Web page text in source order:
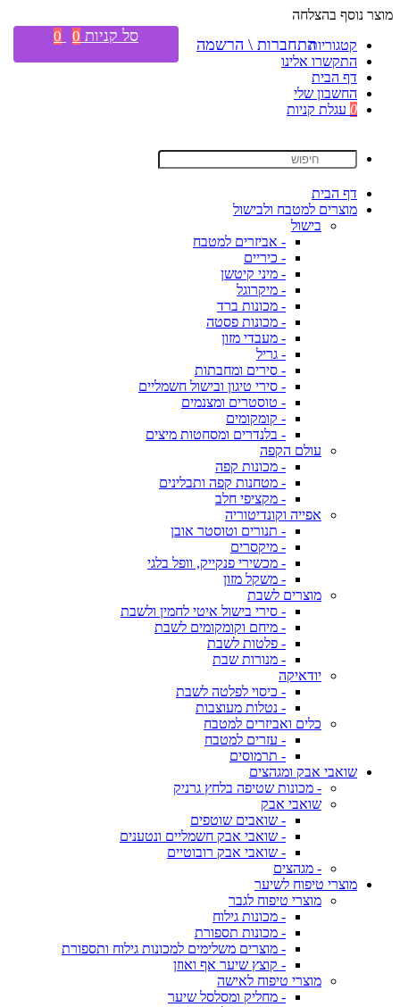
מוצר נוסף בהצלחה
קטגוריות
התקשרו אלינו
דף הבית
החשבון שלי
0 עגלת קניות
דף הבית
מוצרים למטבח ולבישול
בישול
- אביזרים למטבח
- כיריים
- מיני קיטשן
- מיקרוגל
- מכונות ברד
- מכונות פסטה
- מעבדי מזון
- גריל
- סירים ומחבתות
- סירי טיגון ובישול חשמליים
- טוסטרים ומצנמים
- קומקומים
- בלנדרים ומסחטות מיצים
עולם הקפה
- מכונות קפה
- מטחנות קפה ותבלינים
- מקציפי חלב
אפייה וקונדיטוריה
- תנורים וטוסטר אובן
- מיקסרים
- מכשירי פנקייק, וופל בלגי
- משקל מזון
מוצרים לשבת
- סירי בישול איטי לחמין ולשבת
- מיחם וקומקומים לשבת
- פלטות לשבת
- מנורות שבת
יודאיקה
- כיסוי לפלטה לשבת
- נטלות מעוצבות
כלים ואביזרים למטבח
- עזרים למטבח
- תרמוסים
שואבי אבק ומגהצים
- מכונות שטיפה בלחץ גרניק
שואבי אבק
- שואבים שוטפים
- שואבי אבק חשמליים ונטענים
- שואבי אבק רובוטיים
- מגהצים
מוצרי טיפוח לשיער
מוצרי טיפוח לגבר
- מכונות גילוח
- מכונות תספורת
- מוצרים משלימים למכונות גילוח ותספורת
- קוצץ שיער אף ואוזן
מוצרי טיפוח לאישה
- מחליק ומסלסל שיער
התחברות \ הרשמה סל קניות 0
0